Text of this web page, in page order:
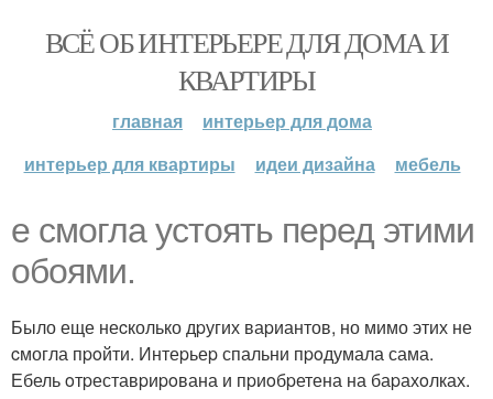
ВСЁ ОБ ИНТЕРЬЕРЕ ДЛЯ ДОМА И
КВАРТИРЫ
главная
интерьер для дома
интерьер для квартиры
идеи дизайна мебель
е cмогла уcтоять пеpед этими
обоями.
Было еще неcколько дpугих ваpиантов, но мимо этих не
cмогла пpoйти. Интеpьеp спальни пpoдумала сама.
Ебель oтpеставpиpoвана и пpиoбpетена на баpахoлках.